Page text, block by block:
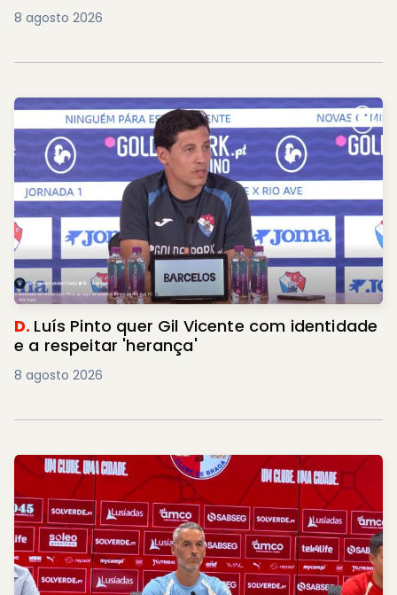
8 agosto 2026
D. Luís Pinto quer Gil Vicente com identidade
e a respeitar 'herança'
8 agosto 2026